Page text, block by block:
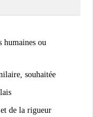
humaines ou
souhaitée
de la rigueur